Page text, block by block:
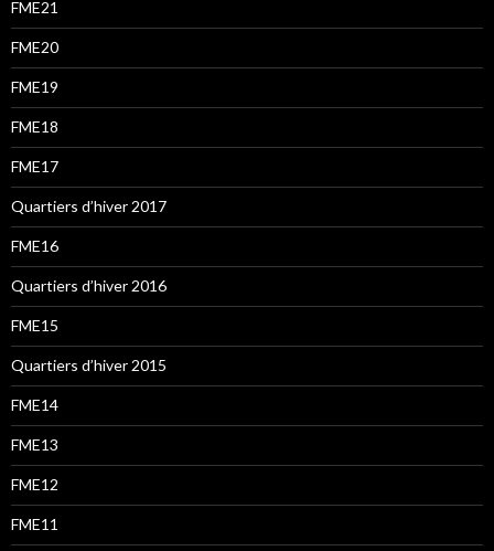
FME21
FME20
FME19
FME18
FME17
Quartiers d’hiver 2017
FME16
Quartiers d’hiver 2016
FME15
Quartiers d’hiver 2015
FME14
FME13
FME12
FME11